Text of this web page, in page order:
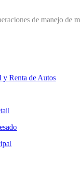
de manejo de
y Renta de Autos